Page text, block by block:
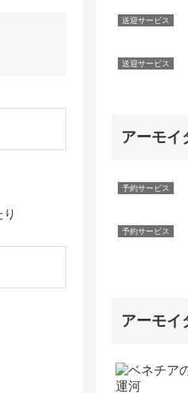
送迎サービス
送迎サービス
アーモイ
予約サービス
予約サービス
アーモイ